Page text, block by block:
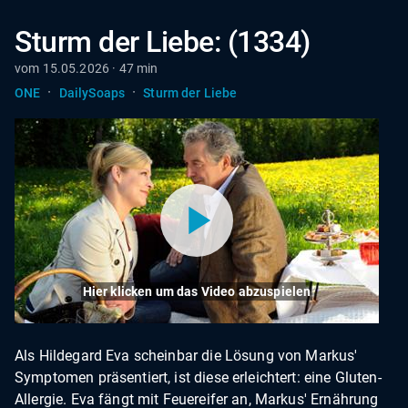
Sturm der Liebe: (1334)
vom 15.05.2026 · 47 min
ONE · DailySoaps · Sturm der Liebe
Hier klicken um das Video abzuspielen
Als Hildegard Eva scheinbar die Lösung von Markus'
Symptomen präsentiert, ist diese erleichtert: eine Gluten-
Allergie. Eva fängt mit Feuereifer an, Markus' Ernährung